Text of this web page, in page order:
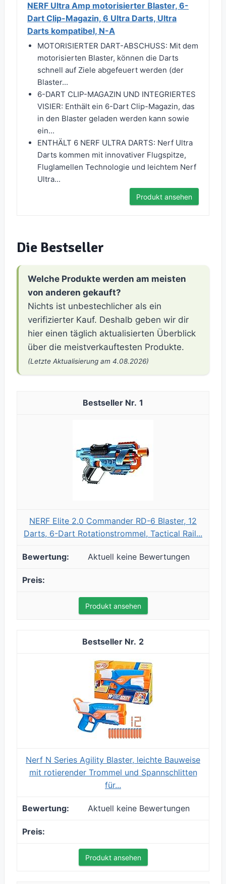
NERF Ultra Amp motorisierter Blaster, 6-
Dart Clip-Magazin, 6 Ultra Darts, Ultra
Darts kompatibel, N-A
MOTORISIERTER DART-ABSCHUSS: Mit dem
motorisierten Blaster, können die Darts
schnell auf Ziele abgefeuert werden (der
Blaster...
6-DART CLIP-MAGAZIN UND INTEGRIERTES
VISIER: Enthält ein 6-Dart Clip-Magazin, das
in den Blaster geladen werden kann sowie
ein...
ENTHÄLT 6 NERF ULTRA DARTS: Nerf Ultra
Darts kommen mit innovativer Flugspitze,
Fluglamellen Technologie und leichtem Nerf
Ultra...
Produkt ansehen
Die Bestseller
Welche Produkte werden am meisten
von anderen gekauft?
Nichts ist unbestechlicher als ein
verifizierter Kauf. Deshalb geben wir dir
hier einen täglich aktualisierten Überblick
über die meistverkauftesten Produkte.
(Letzte Aktualisierung am 4.08.2026)
1
NERF Elite 2.0 Commander RD-6 Blaster, 12
Darts, 6-Dart Rotationstrommel, Tactical Rail...
Aktuell keine Bewertungen
Produkt ansehen
2
Nerf N Series Agility Blaster, leichte Bauweise
mit rotierender Trommel und Spannschlitten
für...
Aktuell keine Bewertungen
Produkt ansehen